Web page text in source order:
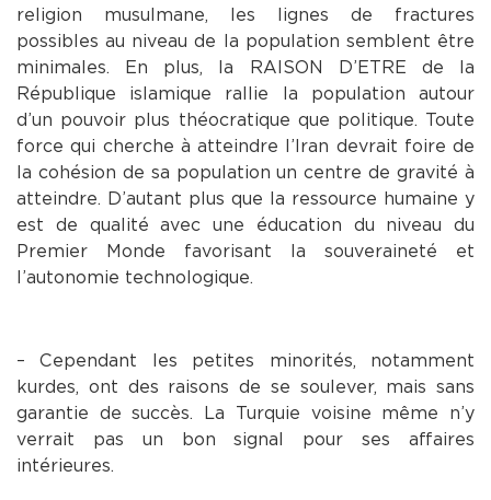
religion musulmane, les lignes de fractures
possibles au niveau de la population semblent être
minimales. En plus, la RAISON D’ETRE de la
République islamique rallie la population autour
d’un pouvoir plus théocratique que politique. Toute
force qui cherche à atteindre l’Iran devrait foire de
la cohésion de sa population un centre de gravité à
atteindre. D’autant plus que la ressource humaine y
est de qualité avec une éducation du niveau du
Premier Monde favorisant la souveraineté et
l’autonomie technologique.
– Cependant les petites minorités, notamment
kurdes, ont des raisons de se soulever, mais sans
garantie de succès. La Turquie voisine même n’y
verrait pas un bon signal pour ses affaires
intérieures.